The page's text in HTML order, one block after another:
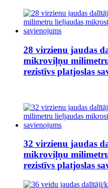
28 virzienu jaudas
mikroviļņu
rezistīvs platjoslas
32 virzienu jaudas
mikroviļņu
rezistīvs platjoslas